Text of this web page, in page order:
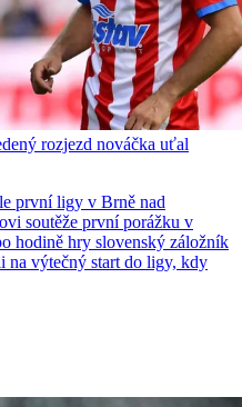
rozjezd nováčka uťal
první ligy v Brně nad
soutěže první porážku v
hodině hry slovenský záložník
na výtečný start do ligy, kdy